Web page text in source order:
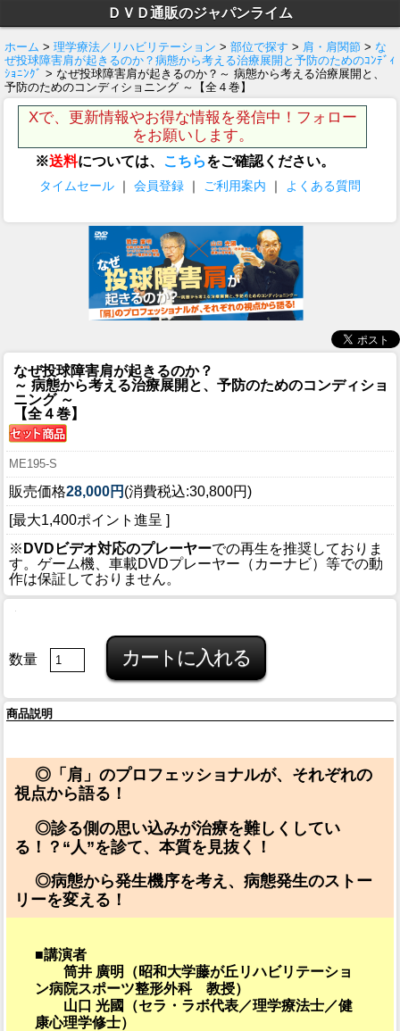
ＤＶＤ通販のジャパンライム
ホーム > 理学療法／リハビリテーション > 部位で探す > 肩・肩関節 > な
ぜ投球障害肩が起きるのか？病態から考える治療展開と予防のためのｺﾝﾃﾞｨ
ｼｮﾆﾝｸﾞ > なぜ投球障害肩が起きるのか？～ 病態から考える治療展開と、
予防のためのコンディショニング ～【全４巻】
Xで、更新情報やお得な情報を発信中！フォロー
をお願いします。
※送料については、 こちらをご確認ください。
タイムセール ｜ 会員登録 ｜ ご利用案内 ｜ よくある質問
なぜ投球障害肩が起きるのか？
～ 病態から考える治療展開と、予防のためのコンディショ
ニング ～
【全４巻】
ME195-S
販売価格28,000円 (消費税込:30,800円)
[最大1,400ポイント進呈 ]
※ DVDビデオ対応のプレーヤーでの再生を推奨しておりま
す。ゲーム機、車載DVDプレーヤー（カーナビ）等での動
作は保証しておりません。
数量
商品説明
◎「肩」のプロフェッショナルが、それぞれの
視点から語る！
◎診る側の思い込みが治療を難しくしてい
る！？“人”を診て、本質を見抜く！
◎病態から発生機序を考え、病態発生のストー
リーを変える！
■講演者
筒井 廣明（昭和大学藤が丘リハビリテーショ
ン病院スポーツ整形外科 教授）
山口 光國（セラ・ラボ代表／理学療法士／健
康心理学修士）